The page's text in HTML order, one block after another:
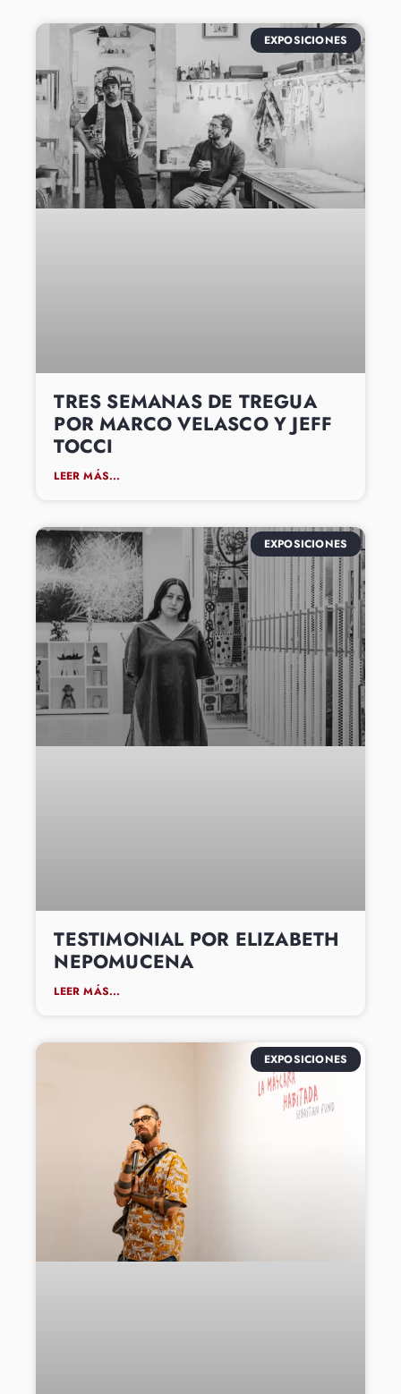
EXPOSICIONES
TRES SEMANAS DE TREGUA
POR MARCO VELASCO Y JEFF
TOCCI
LEER MÁS...
EXPOSICIONES
TESTIMONIAL POR ELIZABETH
NEPOMUCENA
LEER MÁS...
EXPOSICIONES